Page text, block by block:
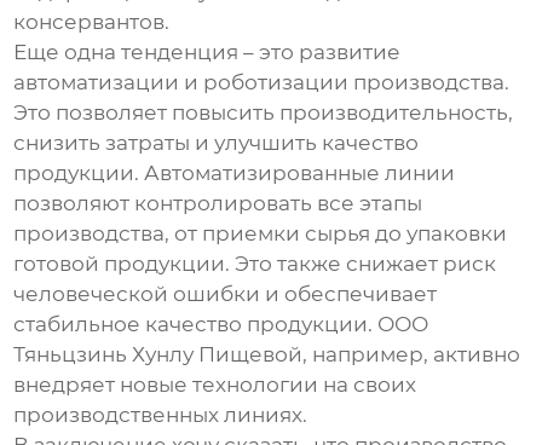
консервантов.
Еще одна тенденция – это развитие
автоматизации и роботизации производства.
Это позволяет повысить производительность,
снизить затраты и улучшить качество
продукции. Автоматизированные линии
позволяют контролировать все этапы
производства, от приемки сырья до упаковки
готовой продукции. Это также снижает риск
человеческой ошибки и обеспечивает
стабильное качество продукции. ООО
Тяньцзинь Хунлу Пищевой, например, активно
внедряет новые технологии на своих
производственных линиях.